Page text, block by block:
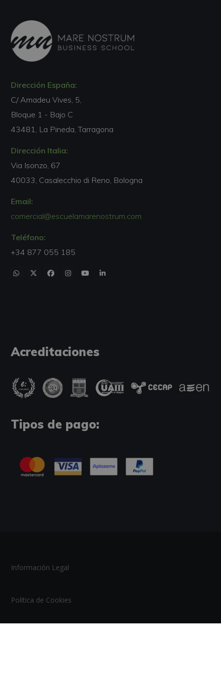
Dirección España:
C/ Amadeu Vives, 5,
Bloque 1 - Bajo C
43481, La Pineda, Tarragona
Dirección Italia:
Via Isonzo, 67
40033, Casalecchio di Reno, Bologna
Email:
comercial@escuelamarenostrum.com
Teléfono:
+34 877 055 185
Acreditaciones
Tipos de pago:
Información Legal
Política de Cookies